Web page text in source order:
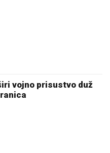
vojno prisustvo duž